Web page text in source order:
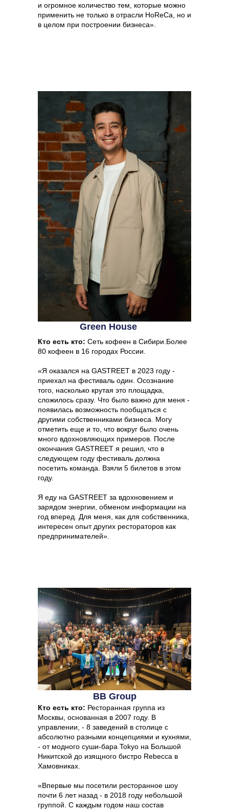
и огромное количество тем, которые можно
применить не только в отрасли HoReCa, но и
в целом при построении бизнеса».
Кто есть кто: Сеть кофеен в Сибири.Более
80 кофеен в 16 городах России.
«Я оказался на GASTREET в 2023 году -
приехал на фестиваль один. Осознание
того, насколько крутая это площадка,
сложилось сразу. Что было важно для меня -
появилась возможность пообщаться с
другими собственниками бизнеса. Могу
отметить еще и то, что вокруг было очень
много вдохновляющих примеров. После
окончания GASTREET я решил, что в
следующем году фестиваль должна
посетить команда. Взяли 5 билетов в этом
году.
Я еду на GASTREET за вдохновением и
зарядом энергии, обменом информации на
год вперед. Для меня, как для собственника,
интересен опыт других рестораторов как
предпринимателей».
Green House
Кто есть кто: Ресторанная группа из
Москвы, основанная в 2007 году. В
управлении, - 8 заведений в столице с
абсолютно разными концепциями и кухнями,
- от модного суши-бара Tokyo на Большой
Никитской до изящного бистро Rebecca в
Хамовниках.
«‎Впервые мы посетили ресторанное шоу
почти 6 лет назад - в 2018 году небольшой
группой. С каждым годом наш состав
BB Group
Content Oriented Web
Make great presentations, longreads, and landing pages, as well as photo
stories, blogs, lookbooks, and all other kinds of content oriented projects.